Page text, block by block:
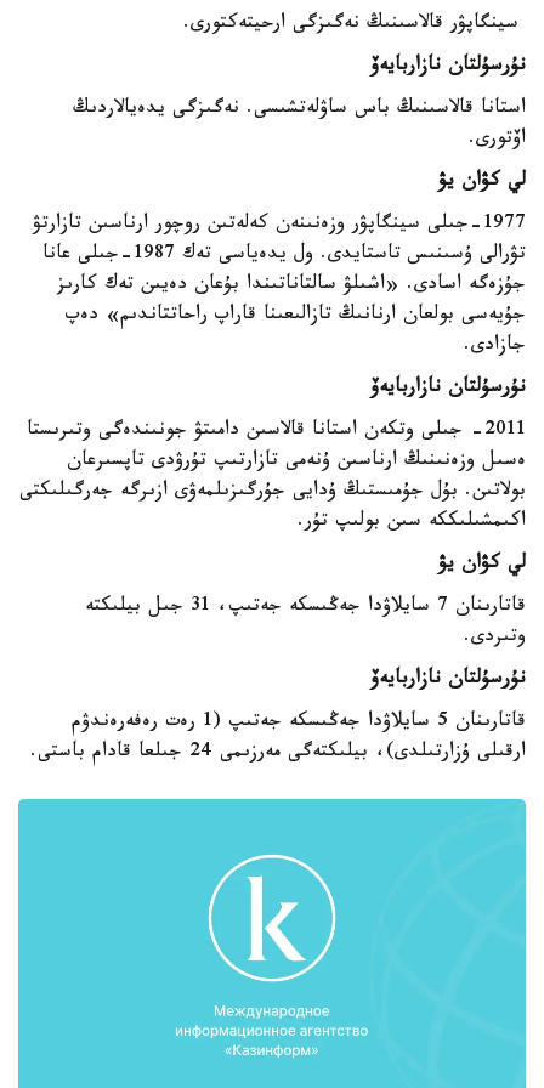
سينگاپۋر قالاسىنىڭ نەگىزگى ارحيتەكتورى.
نۇرسۇلتان نازاربايەۆ
استانا قالاسىنىڭ باس ساۋلەتشىسى. نەگىزگى يدەيالاردىڭ
اۆتورى.
لي كۋان يۋ
1977-جىلى سينگاپۋر وزەنىنەن كەلەتىن روچور ارناسىن تازارتۋ
تۋرالى ۇسىنىس تاستايدى. ول يدەياسى تەك 1987-جىلى عانا
جۇزەگە اسادى. «اشىلۋ سالتاناتىندا بۇعان دەيىن تەك كارىز
جۇيەسى بولعان ارنانىڭ تازالىعىنا قاراپ راحاتتاندىم» دەپ
جازادى.
نۇرسۇلتان نازاربايەۆ
2011- جىلى وتكەن استانا قالاسىن دامىتۋ جونىندەگى وتىرىستا
ەسىل وزەنىنىڭ ارناسىن ۇنەمى تازارتىپ تۇرۋدى تاپسىرعان
بولاتىن. بۇل جۇمىستىڭ ۇدايى جۇرگىزىلمەۋى ازىرگە جەرگىلىكتى
اكىمشىلىككە سىن بولىپ تۇر.
لي كۋان يۋ
قاتارىنان 7 سايلاۋدا جەڭىسكە جەتىپ، 31 جىل بيلىكتە
وتىردى.
نۇرسۇلتان نازاربايەۆ
قاتارىنان 5 سايلاۋدا جەڭىسكە جەتىپ (1 رەت رەفەرەندۋم
ارقىلى ۇزارتىلدى)، بيلىكتەگى مەرزىمى 24 جىلعا قادام باستى.